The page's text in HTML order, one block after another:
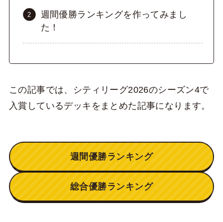
週間優勝ランキングを作ってみまし
た！
この記事では、シティリーグ2026のシーズン4で
入賞しているデッキをまとめた記事になります。
週間優勝ランキング
総合優勝ランキング